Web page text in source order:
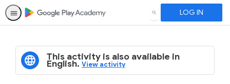
SEARCH LOG IN
This activity is also available in
English.View activity